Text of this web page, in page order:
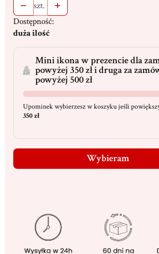
szt.
Dostępność:
duża ilość
Mini ikona w prezencie dla
powyżej 350 zł i druga za
powyżej 500 zł
Upominek wybierzesz w koszyku jeśli
350 zł
Wybieram